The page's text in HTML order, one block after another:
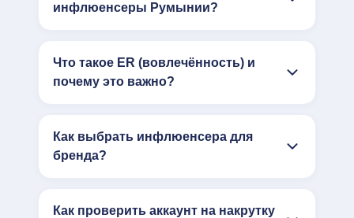
инфлюенсеры Румынии?
Что такое ER (вовлечённость) и
почему это важно?
Как выбрать инфлюенсера для
бренда?
Как проверить аккаунт на накрутку